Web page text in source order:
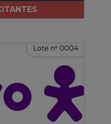
Lote nº 0004